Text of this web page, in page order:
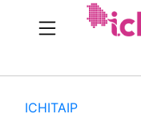
ICHITAIP